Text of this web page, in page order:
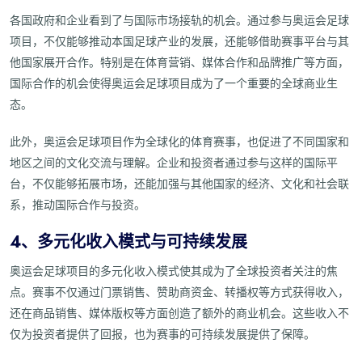
各国政府和企业看到了与国际市场接轨的机会。通过参与奥运会足球
项目，不仅能够推动本国足球产业的发展，还能够借助赛事平台与其
他国家展开合作。特别是在体育营销、媒体合作和品牌推广等方面，
国际合作的机会使得奥运会足球项目成为了一个重要的全球商业生
态。
此外，奥运会足球项目作为全球化的体育赛事，也促进了不同国家和
地区之间的文化交流与理解。企业和投资者通过参与这样的国际平
台，不仅能够拓展市场，还能加强与其他国家的经济、文化和社会联
系，推动国际合作与投资。
4、多元化收入模式与可持续发展
奥运会足球项目的多元化收入模式使其成为了全球投资者关注的焦
点。赛事不仅通过门票销售、赞助商资金、转播权等方式获得收入，
还在商品销售、媒体版权等方面创造了额外的商业机会。这些收入不
仅为投资者提供了回报，也为赛事的可持续发展提供了保障。